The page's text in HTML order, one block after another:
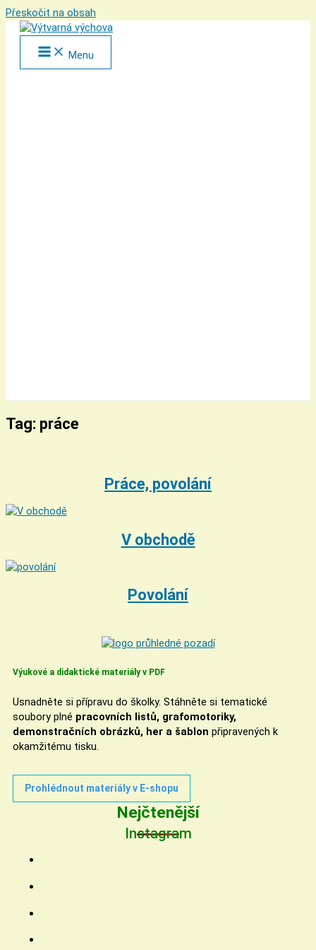
Přeskočit na obsah
Menu
Tag: práce
Práce, povolání
V obchodě
Povolání
Výukové a didaktické materiály v PDF
Usnadněte si přípravu do školky. Stáhněte si tematické
soubory plné pracovních listů, grafomotoriky,
demonstračních obrázků, her a šablon připravených k
okamžitému tisku.
Prohlédnout materiály v E-shopu
Nejčtenější
Instagram